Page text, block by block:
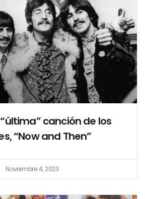
canción de los
“Now and Then”
Noviembre 4, 2023